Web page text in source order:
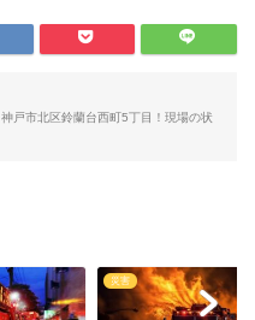
神戸市北区鈴蘭台西町5丁目！現場の状
災害